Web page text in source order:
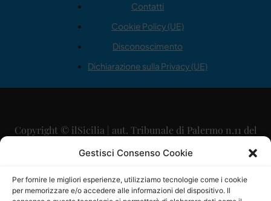
Gestisci Consenso Cookie
Per fornire le migliori esperienze, utilizziamo tecnologie come i cookie
per memorizzare e/o accedere alle informazioni del dispositivo. Il
Contatti
Cookie Policy (UE)
Disconoscimento
Dichiarazione sulla Privacy (UE)
Copyright © ilSicilia | aut. Tribunale di Palermo n.11 del
29/09/2015
Direttore Editoriale: Maurizio Scaglione